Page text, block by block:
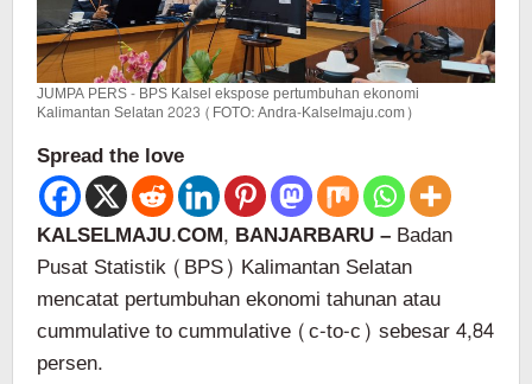
JUMPA PERS - BPS Kalsel ekspose pertumbuhan ekonomi
Kalimantan Selatan 2023 (FOTO: Andra-Kalselmaju.com)
Spread the love
KALSELMAJU.COM, BANJARBARU –Badan
Pusat Statistik (BPS) Kalimantan Selatan
mencatat pertumbuhan ekonomi tahunan atau
cummulative to cummulative (c-to-c) sebesar 4,84
persen.